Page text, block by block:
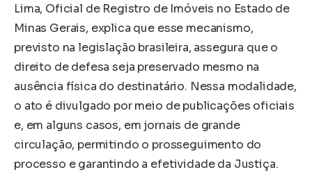
Lima, Oficial de Registro de Imóveis no Estado de
Minas Gerais, explica que esse mecanismo,
previsto na legislação brasileira, assegura que o
direito de defesa seja preservado mesmo na
ausência física do destinatário. Nessa modalidade,
o ato é divulgado por meio de publicações oficiais
e, em alguns casos, em jornais de grande
circulação, permitindo o prosseguimento do
processo e garantindo a efetividade da Justiça.